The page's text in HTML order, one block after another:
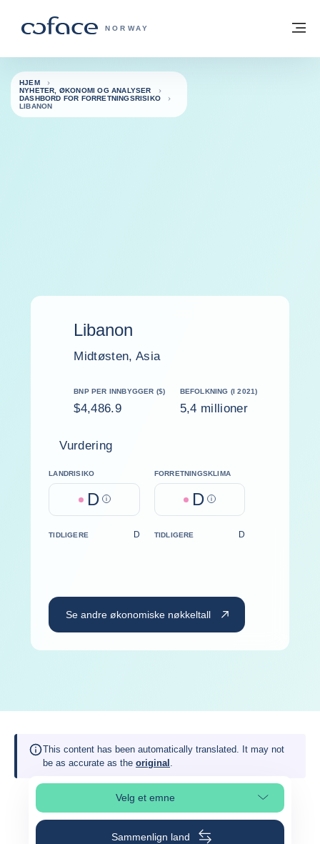
COFACE FOR TRADE - HJEMMESIDE
NORWAY
Tilbake til hjemmesiden
HJEM
NYHETER, ØKONOMI OG ANALYSER
DASHBORD FOR FORRETNINGSRISIKO
LIBANON
Libanon
Midtøsten, Asia
BNP PER INNBYGGER ($)
$4,486.9
BEFOLKNING (I 2021)
5,4 millioner
Vurdering
LANDRISIKO
D Help
FORRETNINGSKLIMA
D Help
TIDLIGERE D TIDLIGERE D
Se andre økonomiske nøkkeltall
This content has been automatically translated. It may not
be as accurate as the original .
Velg et emneVelg avsnitt på siden
Sammenlign land